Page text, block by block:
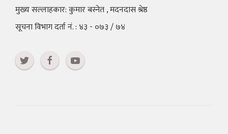
मुख्य सल्लाहकार: कुमार बस्नेत , मदनदास श्रेष्ठ
सूचना विभाग दर्ता नं. : ४३ - ०७३ / ७४